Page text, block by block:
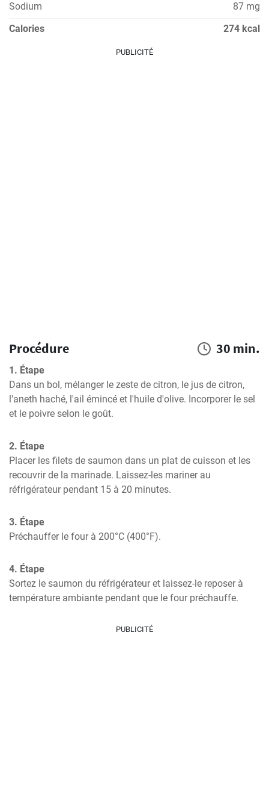
Sodium
87 mg
Calories
274 kcal
PUBLICITÉ
Procédure 30 min.
1. Étape
Dans un bol, mélanger le zeste de citron, le jus de citron,
l'aneth haché, l'ail émincé et l'huile d'olive. Incorporer le sel
et le poivre selon le goût.
2. Étape
Placer les filets de saumon dans un plat de cuisson et les
recouvrir de la marinade. Laissez-les mariner au
réfrigérateur pendant 15 à 20 minutes.
3. Étape
Préchauffer le four à 200°C (400°F).
4. Étape
Sortez le saumon du réfrigérateur et laissez-le reposer à
température ambiante pendant que le four préchauffe.
PUBLICITÉ